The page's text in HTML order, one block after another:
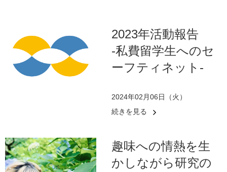
2023年活動報告
-私費留学生へのセ
ーフティネット-
2024年02月06日（火）
続きを見る
趣味への情熱を生
かしながら研究の